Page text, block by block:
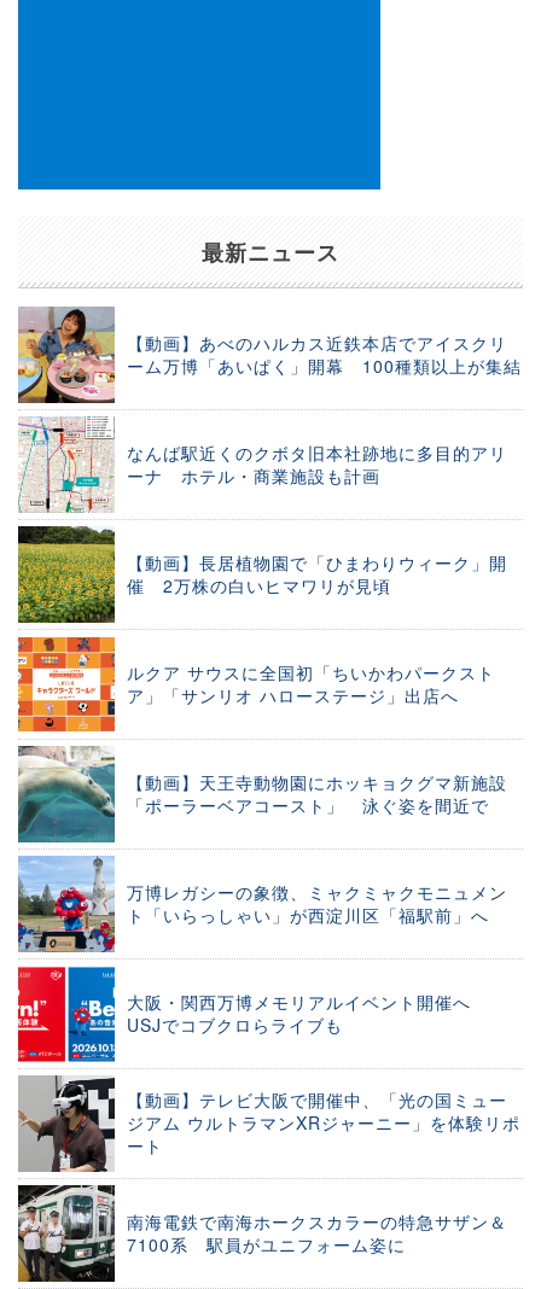
最新ニュース
【動画】あべのハルカス近鉄本店でアイスクリ
ーム万博「あいぱく」開幕 100種類以上が集結
なんば駅近くのクボタ旧本社跡地に多目的アリ
ーナ ホテル・商業施設も計画
【動画】長居植物園で「ひまわりウィーク」開
催 2万株の白いヒマワリが見頃
ルクア サウスに全国初「ちいかわパークスト
ア」「サンリオ ハローステージ」出店へ
【動画】天王寺動物園にホッキョクグマ新施設
「ポーラーベアコースト」 泳ぐ姿を間近で
万博レガシーの象徴、ミャクミャクモニュメン
ト「いらっしゃい」が西淀川区「福駅前」へ
大阪・関西万博メモリアルイベント開催へ
USJでコブクロらライブも
【動画】テレビ大阪で開催中、「光の国ミュー
ジアム ウルトラマンXRジャーニー」を体験リポ
ート
南海電鉄で南海ホークスカラーの特急サザン＆
7100系 駅員がユニフォーム姿に